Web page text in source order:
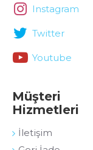
Instagram
Twitter
Youtube
Müşteri
Hizmetleri
İletişim